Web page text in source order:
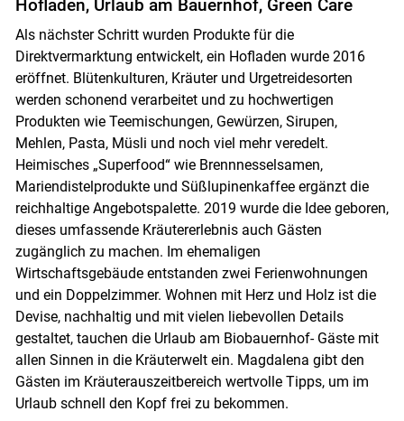
Hofladen, Urlaub am Bauernhof, Green Care
Als nächster Schritt wurden Produkte für die
Direktvermarktung entwickelt, ein Hofladen wurde 2016
eröffnet. Blütenkulturen, Kräuter und Urgetreidesorten
werden schonend verarbeitet und zu hochwertigen
Produkten wie Teemischungen, Gewürzen, Sirupen,
Mehlen, Pasta, Müsli und noch viel mehr veredelt.
Heimisches „Superfood“ wie Brennnesselsamen,
Mariendistelprodukte und Süßlupinenkaffee ergänzt die
reichhaltige Angebotspalette. 2019 wurde die Idee geboren,
dieses umfassende Kräutererlebnis auch Gästen
zugänglich zu machen. Im ehemaligen
Wirtschaftsgebäude entstanden zwei Ferienwohnungen
und ein Doppelzimmer. Wohnen mit Herz und Holz ist die
Devise, nachhaltig und mit vielen liebevollen Details
gestaltet, tauchen die Urlaub am Biobauernhof- Gäste mit
allen Sinnen in die Kräuterwelt ein. Magdalena gibt den
Gästen im Kräuterauszeitbereich wertvolle Tipps, um im
Urlaub schnell den Kopf frei zu bekommen.